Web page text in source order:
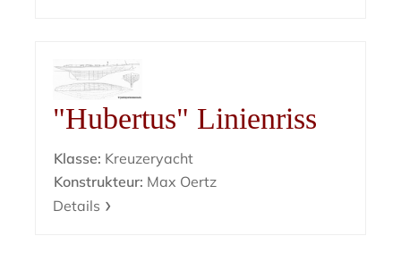
"Hubertus" Linienriss
Klasse: Kreuzeryacht
Konstrukteur: Max Oertz
Details